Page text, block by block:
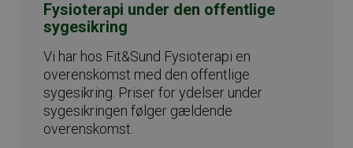
Fysioterapi under den offentlige
sygesikring
Vi har hos Fit&Sund Fysioterapi en
overenskomst med den offentlige
sygesikring. Priser for ydelser under
sygesikringen følger gældende
overenskomst.